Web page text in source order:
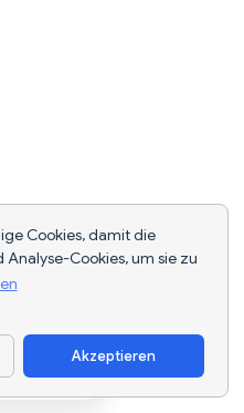
Cookies, damit die
Cookies, um sie zu
Akzeptieren